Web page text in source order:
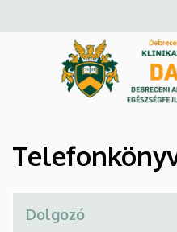
Debreceni
és
Intézet
a